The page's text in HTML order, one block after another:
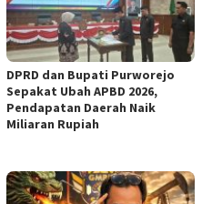
DPRD dan Bupati Purworejo
Sepakat Ubah APBD 2026,
Pendapatan Daerah Naik
Miliaran Rupiah ‎